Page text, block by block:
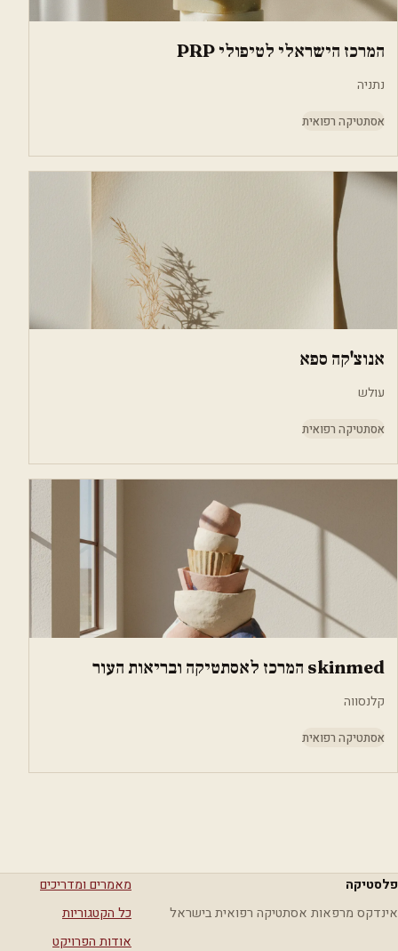
המרכז הישראלי לטיפולי PRP
נתניה
אסתטיקה רפואית
אנוצ'קה ספא
עולש
אסתטיקה רפואית
skinmed המרכז לאסתטיקה ובריאות העור
קלנסווה
אסתטיקה רפואית
פלסטיקה
אינדקס מרפאות אסתטיקה רפואית בישראל
מאמרים ומדריכים
כל הקטגוריות
אודות הפרויקט